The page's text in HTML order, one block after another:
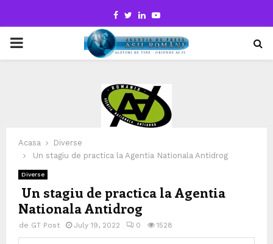
Facebook
TwitterLinkedinYoutube
PRIMARY
Acasa
Diverse
Un stagiu de practica la Agentia Nationala Antidrog
Diverse
Un stagiu de practica la Agentia
Nationala Antidrog
de GT Post July 19, 2022 0 1528